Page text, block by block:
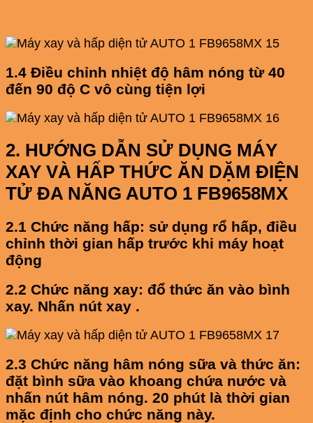
1.4 Điều chỉnh nhiệt độ hâm nóng từ 40
đến 90 độ C vô cùng tiện lợi
2. HƯỚNG DẪN SỬ DỤNG MÁY
XAY VÀ HẤP THỨC ĂN DẶM ĐIỆN
TỬ ĐA NĂNG AUTO 1 FB9658MX
2.1 Chức năng hấp: sử dụng rổ hấp, điều
chỉnh thời gian hấp trước khi máy hoạt
động
2.2 Chức năng xay: đổ thức ăn vào bình
xay. Nhấn nút xay .
2.3 Chức năng hâm nóng sữa và thức ăn:
đặt bình sữa vào khoang chứa nước và
nhấn nút hâm nóng. 20 phút là thời gian
mặc định cho chức năng này.